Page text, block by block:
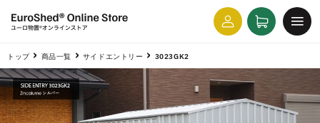
ンツに
進む
グ
イ
ー
ト
トップ 商品一覧 サイドエントリー 3023GK2